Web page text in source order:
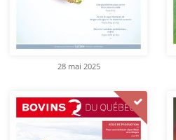
28 mai 2025